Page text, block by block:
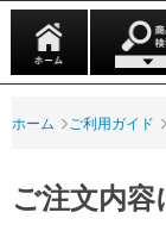
ホーム ご利用ガイド
ご注文内容